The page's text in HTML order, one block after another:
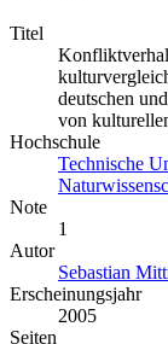
Titel
deutschen
von
Hochschule
Technische
Note
1
Autor
Sebastian
Erscheinungsjahr
2005
Seiten